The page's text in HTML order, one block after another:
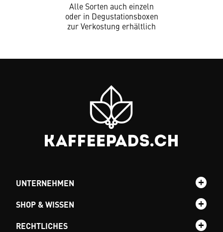
Alle Sorten auch einzeln
oder in Degustationsboxen
zur Verkostung erhältlich
UNTERNEHMEN
SHOP & WISSEN
RECHTLICHES